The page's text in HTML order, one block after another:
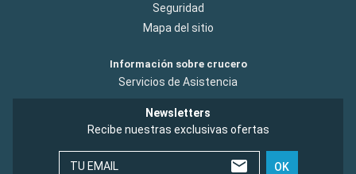
Seguridad
Mapa del sitio
Información sobre crucero
Servicios de Asistencia
Newsletters
Recibe nuestras exclusivas ofertas
TU EMAIL OK